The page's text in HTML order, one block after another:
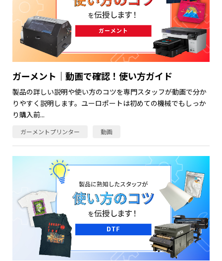
ガーメント｜動画で確認！使い方ガイド
製品の詳しい説明や使い方のコツを専門スタッフが動画で分か
りやすく説明します。ユーロポートは初めての機械でもしっか
り購入前...
ガーメントプリンター 動画